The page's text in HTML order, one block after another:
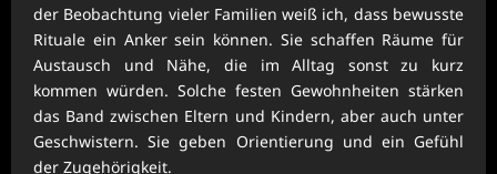
der Beobachtung vieler Familien weiß ich, dass bewusste
Rituale ein Anker sein können. Sie schaffen Räume für
Austausch und Nähe, die im Alltag sonst zu kurz
kommen würden. Solche festen Gewohnheiten stärken
das Band zwischen Eltern und Kindern, aber auch unter
Geschwistern. Sie geben Orientierung und ein Gefühl
der Zugehörigkeit.